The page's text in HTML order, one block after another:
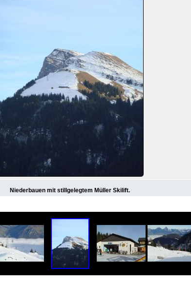
Niederbauen mit stillgelegtem Müller Skilift.